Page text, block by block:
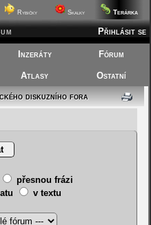
Rybičky Skalky Terárka
Přihlásit se
Inzeráty Fórum
Atlasy
Ostatní
diskuzního fora
přesnou frázi
v textu